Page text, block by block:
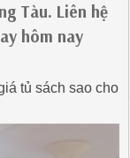
Tàu. Liên hệ
hôm nay
tủ sách sao cho